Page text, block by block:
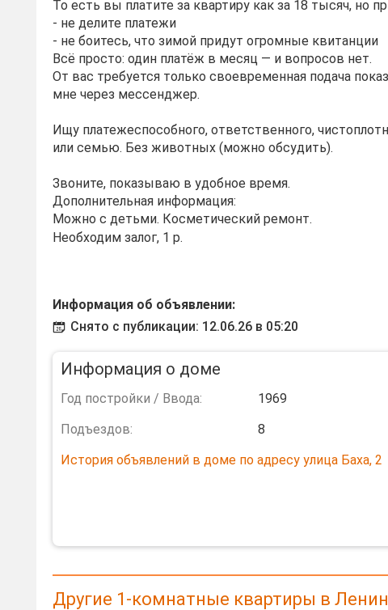
То есть вы платите за квартиру как за 18 тысяч, но
- не делите платежи
- не боитесь, что зимой придут огромные квитанции
Всё просто: один платёж в месяц — и вопросов нет.
От вас требуется только своевременная подача
мне через мессенджер.
Ищу платежеспособного, ответственного,
или семью. Без животных (можно обсудить).
Звоните, показываю в удобное время.
Дополнительная информация:
Можно с детьми. Косметический ремонт.
Необходим залог, 1 р.
Информация об объявлении:
Снято с публикации: 12.06.26 в 05:20
Информация о доме
Год постройки / Ввода:
1969
Подъездов:
8
История объявлений в доме по адресу улица Баха, 2
Другие 1-комнатные квартиры в